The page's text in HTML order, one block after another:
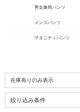
男女兼用パンツ
メンズパンツ
マタニティパンツ
絞り込み条件